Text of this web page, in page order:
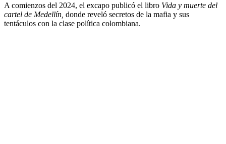
A comienzos del 2024, el excapo publicó el libro Vida y muerte del
cartel de Medellín, donde reveló secretos de la mafia y sus
tentáculos con la clase política colombiana.